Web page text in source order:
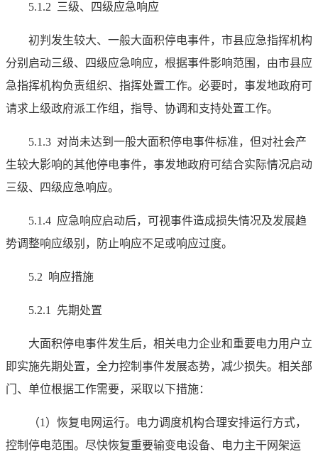
5.1.2 三级、四级应急响应
初判发生较大、一般大面积停电事件，市县应急指挥机构
分别启动三级、四级应急响应，根据事件影响范围，由市县应
急指挥机构负责组织、指挥处置工作。必要时，事发地政府可
请求上级政府派工作组，指导、协调和支持处置工作。
5.1.3 对尚未达到一般大面积停电事件标准，但对社会产
生较大影响的其他停电事件，事发地政府可结合实际情况启动
三级、四级应急响应。
5.1.4 应急响应启动后，可视事件造成损失情况及发展趋
势调整响应级别，防止响应不足或响应过度。
5.2 响应措施
5.2.1 先期处置
大面积停电事件发生后，相关电力企业和重要电力用户立
即实施先期处置，全力控制事件发展态势，减少损失。相关部
门、单位根据工作需要，采取以下措施：
（1）恢复电网运行。电力调度机构合理安排运行方式，
控制停电范围。尽快恢复重要输变电设备、电力主干网架运